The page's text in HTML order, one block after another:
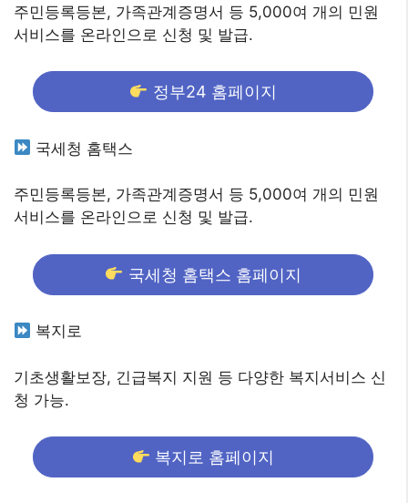
주민등록등본, 가족관계증명서 등 5,000여 개의 민원
서비스를 온라인으로 신청 및 발급.
정부24 홈페이지
국세청 홈택스
주민등록등본, 가족관계증명서 등 5,000여 개의 민원
서비스를 온라인으로 신청 및 발급.
국세청 홈택스 홈페이지
복지로
기초생활보장, 긴급복지 지원 등 다양한 복지서비스 신
청 가능.
복지로 홈페이지